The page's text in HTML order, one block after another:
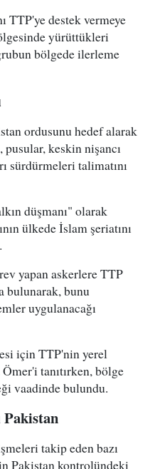
TTP'ye destek vermeye
yürüttükleri
bölgede ilerleme
ordusunu hedef alarak
pusular, keskin nişancı
sürdürmeleri talimatını
düşmanı" olarak
ülkede İslam şeriatını
yapan askerlere TTP
bulunarak, bunu
uygulanacağı
için TTP'nin yerel
tanıtırken, bölge
vaadinde bulundu.
takip eden bazı
Pakistan kontrolündeki